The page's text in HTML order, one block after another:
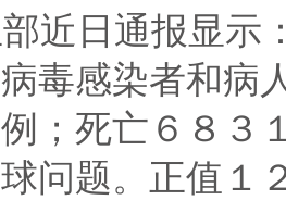
近日通报显示
毒感染者和病
；死亡６８３
问题。正值１